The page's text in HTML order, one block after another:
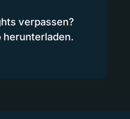
verpassen?
herunterladen.